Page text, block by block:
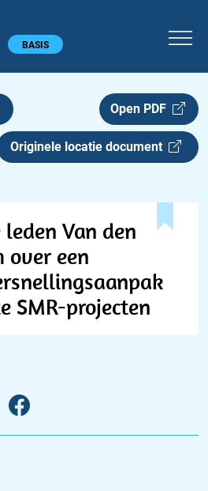
BASIS
Open PDF
Originele locatie document
Van den
over een
SMR-projecten